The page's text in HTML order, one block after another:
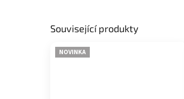
Související produkty
NOVINKA